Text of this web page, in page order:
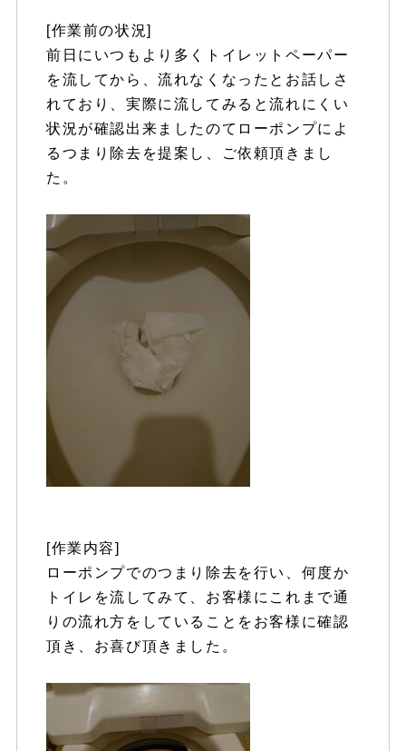
[作業前の状況]
前日にいつもより多くトイレットペーパー
を流してから、流れなくなったとお話しさ
れており、実際に流してみると流れにくい
状況が確認出来ましたのてローポンプによ
るつまり除去を提案し、ご依頼頂きまし
た。
[作業内容]
ローポンプでのつまり除去を行い、何度か
トイレを流してみて、お客様にこれまで通
りの流れ方をしていることをお客様に確認
頂き、お喜び頂きました。